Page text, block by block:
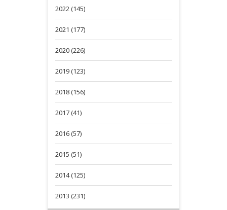
2022 (145)
2021 (177)
2020 (226)
2019 (123)
2018 (156)
2017 (41)
2016 (57)
2015 (51)
2014 (125)
2013 (231)